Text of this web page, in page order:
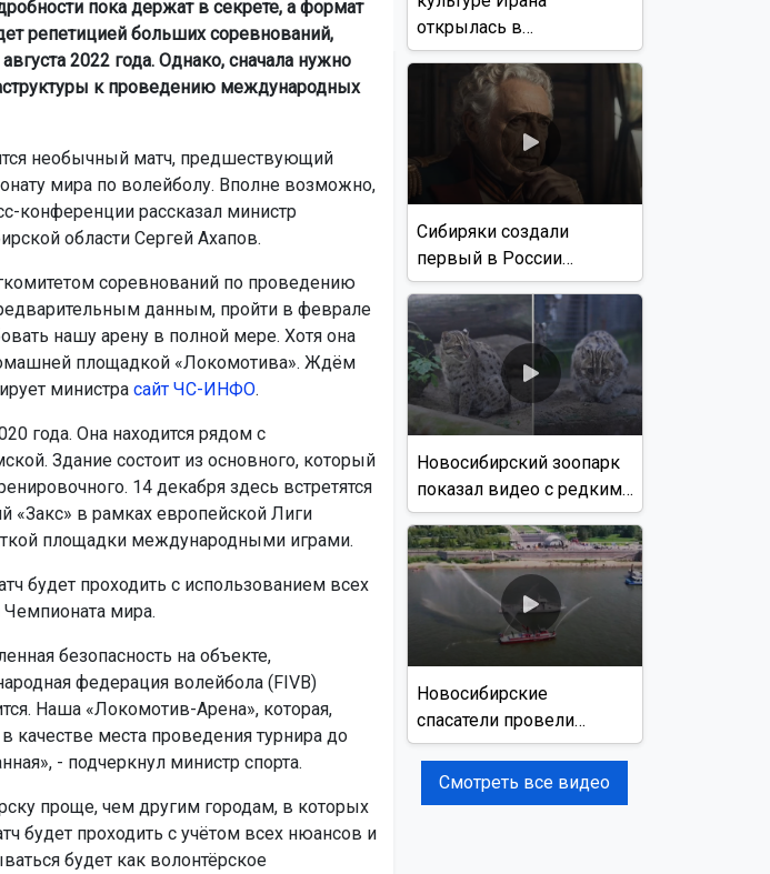
пока держат в секрете, а формат
репетицией больших соревнований,
2022 года. Однако, сначала нужно
к проведению международных
необычный матч, предшествующий
мира по волейболу. Вполне возможно,
конференции рассказал министр
области Сергей Ахапов.
соревнований по проведению
данным, пройти в феврале
нашу арену в полной мере. Хотя она
площадкой «Локомотива». Ждём
министра сайт ЧС-ИНФО.
года. Она находится рядом с
Здание состоит из основного, который
14 декабря здесь встретятся
«Закс» в рамках европейской Лиги
площадки международными играми.
будет проходить с использованием всех
мира.
безопасность на объекте,
федерация волейбола (FIVB)
Наша «Локомотив-Арена», которая,
качестве места проведения турнира до
- подчеркнул министр спорта.
проще, чем другим городам, в которых
будет проходить с учётом всех нюансов и
будет как волонтёрское
открылась в
Новосибирске
Сибиряки создали
первый в России
документальный фильм
с использованием ИИ
Новосибирский зоопарк
показал видео с редким
виверровым котом
Новосибирские
спасатели провели
учения на реке Обь
Смотреть все видео